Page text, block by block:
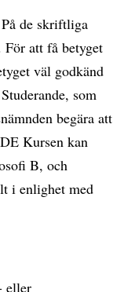
de skriftliga
För att få betyget
väl godkänd
som
begära att
Kursen kan
B, och
i enlighet med
eller